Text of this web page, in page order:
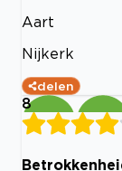
Aart
Nijkerk
delen
8